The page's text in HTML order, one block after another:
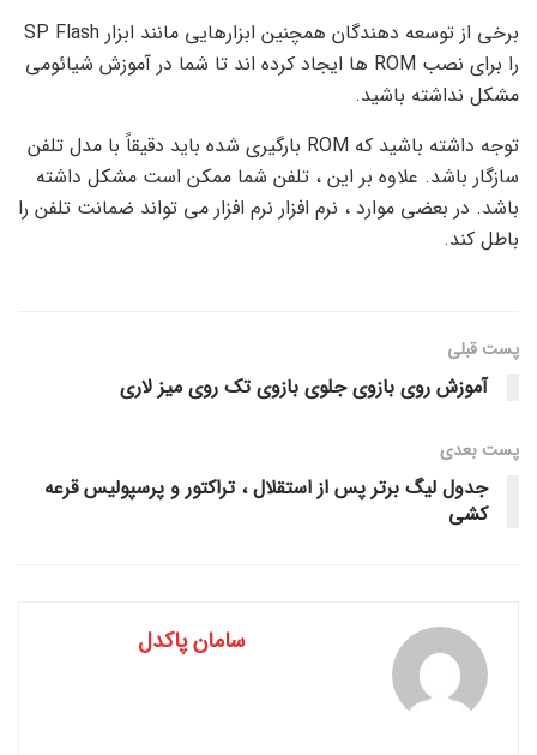
برخی از توسعه دهندگان همچنین ابزارهایی مانند ابزار SP Flash
را برای نصب ROM ها ایجاد کرده اند تا شما در آموزش شیائومی
مشکل نداشته باشید.
توجه داشته باشید که ROM بارگیری شده باید دقیقاً با مدل تلفن
سازگار باشد. علاوه بر این ، تلفن شما ممکن است مشکل داشته
باشد. در بعضی موارد ، نرم افزار نرم افزار می تواند ضمانت تلفن را
باطل کند.
پست قبلی
آموزش روی بازوی جلوی بازوی تک روی میز لاری
پست‌ بعدی
جدول لیگ برتر پس از استقلال ، تراکتور و پرسپولیس قرعه
کشی
سامان پاکدل